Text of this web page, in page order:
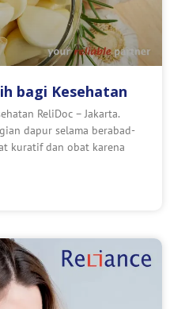
bagi Kesehatan
ReliDoc – Jakarta.
dapur selama berabad-
kuratif dan obat karena